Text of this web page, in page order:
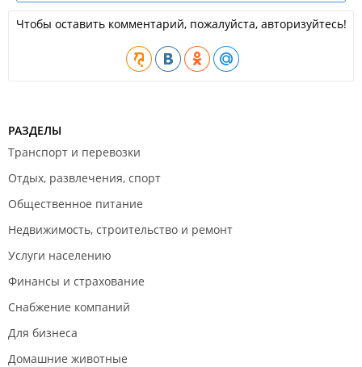
Чтобы оставить комментарий, пожалуйста, авторизуйтесь!
РАЗДЕЛЫ
Транспорт и перевозки
Отдых, развлечения, спорт
Общественное питание
Недвижимость, строительство и ремонт
Услуги населению
Финансы и страхование
Снабжение компаний
Для бизнеса
Домашние животные